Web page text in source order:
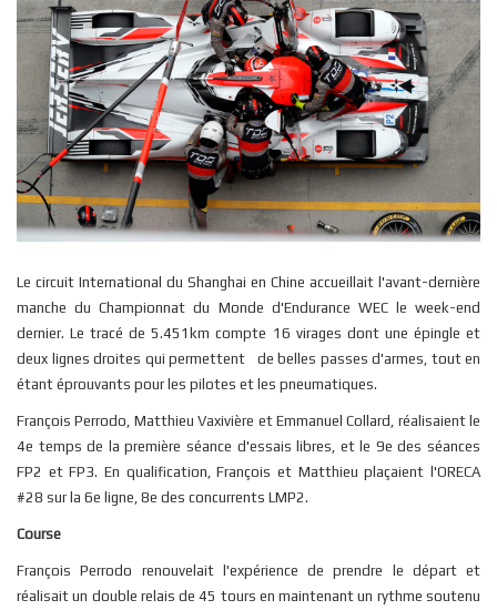
Le circuit International du Shanghai en Chine accueillait l'avant-dernière
manche du Championnat du Monde d'Endurance WEC le week-end
dernier. Le tracé de 5.451km compte 16 virages dont une épingle et
deux lignes droites qui permettent de belles passes d'armes, tout en
étant éprouvants pour les pilotes et les pneumatiques.
François Perrodo, Matthieu Vaxivière et Emmanuel Collard, réalisaient le
4e temps de la première séance d'essais libres, et le 9e des séances
FP2 et FP3. En qualification, François et Matthieu plaçaient l'ORECA
#28 sur la 6e ligne, 8e des concurrents LMP2.
Course
François Perrodo renouvelait l'expérience de prendre le départ et
réalisait un double relais de 45 tours en maintenant un rythme soutenu